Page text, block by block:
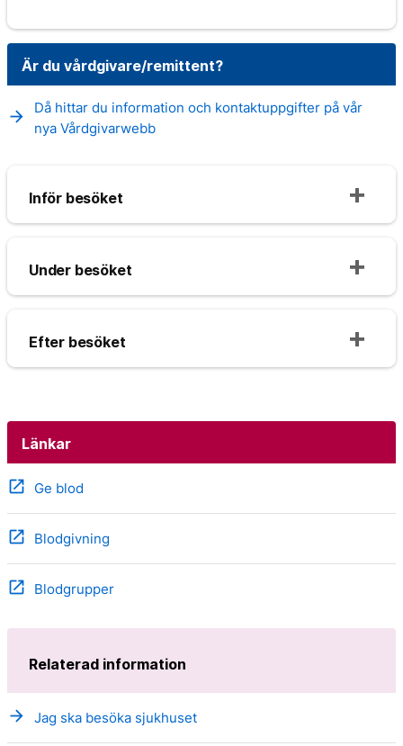
Är du vårdgivare/remittent?
arrow_forward
Då hittar du information och kontaktuppgifter på vår
nya Vårdgivarwebb
Inför besöket
Under besöket
Efter besöket
Länkar
open_in_new Ge blod
open_in_new Blodgivning
open_in_new Blodgrupper
Relaterad information
arrow_forward Jag ska besöka sjukhuset